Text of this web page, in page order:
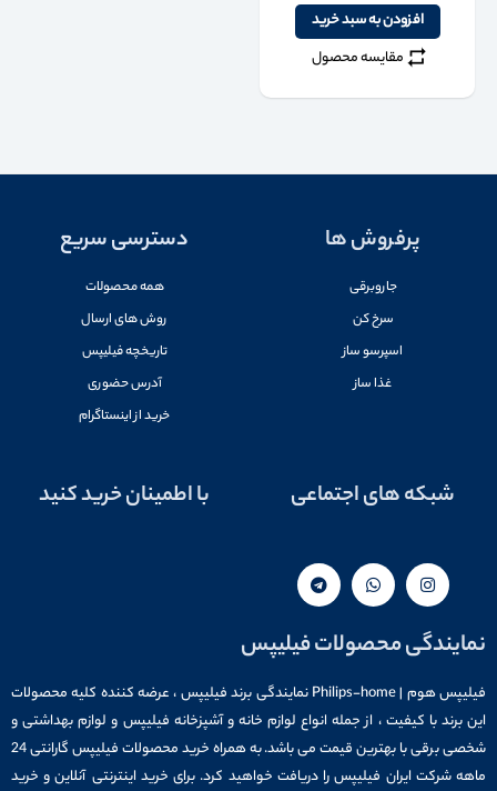
افزودن به سبد خرید
مقایسه محصول
پرفروش ها
جاروبرقی
سرخ کن
اسپرسو ساز
غذا ساز
دسترسی سریع
همه محصولات
روش های ارسال
تاریخچه فیلیپس
آدرس حضوری
خرید از اینستاگرام
شبکه های اجتماعی با اطمینان خرید کنید
نمایندگی محصولات فیلیپس
فیلیپس هوم | Philips-home نمایندگی برند فیلیپس ، عرضه کننده کلیه محصولات
این برند با کیفیت ، از جمله انواع لوازم خانه و آشپزخانه فیلیپس و لوازم بهداشتی و
شخصی برقی با بهترین قیمت می باشد. به همراه خرید محصولات فیلیپس گارانتی 24
ماهه شرکت ایران فیلیپس را دریافت خواهید کرد. برای خرید اینترنتی آنلاین و خرید